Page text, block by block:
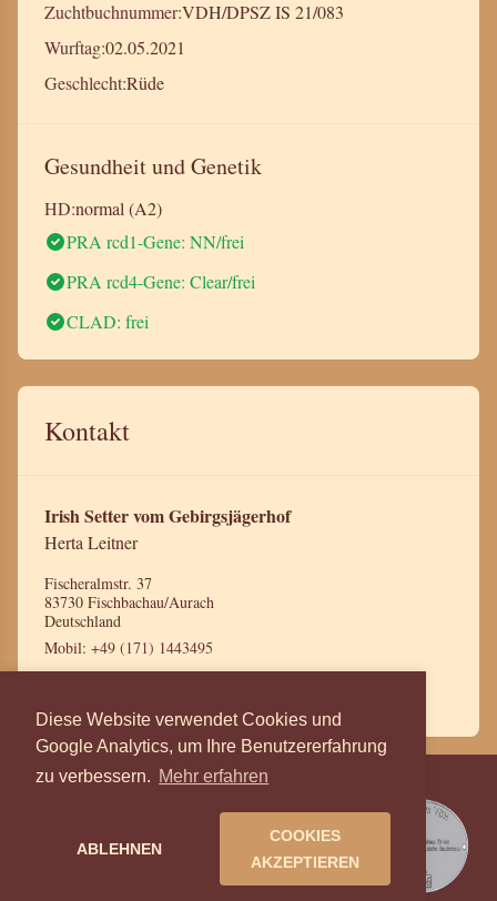
Diese Website verwendet Cookies und
Google Analytics, um Ihre Benutzererfahrung
zu verbessern. Mehr erfahren
ABLEHNEN
COOKIES
AKZEPTIEREN
Zuchtbuchnummer:VDH/DPSZ IS 21/083
Wurftag:02.05.2021
Geschlecht:Rüde
Gesundheit und Genetik
HD:normal (A2)
PRA rcd1-Gene: NN/frei
PRA rcd4-Gene: Clear/frei
CLAD: frei
Kontakt
Irish Setter vom Gebirgsjägerhof
Herta Leitner
Fischeralmstr. 37
83730 Fischbachau/Aurach
Deutschland
Mobil: +49 (171) 1443495
Gebirgsjägerhof, Herta Leitner.
|